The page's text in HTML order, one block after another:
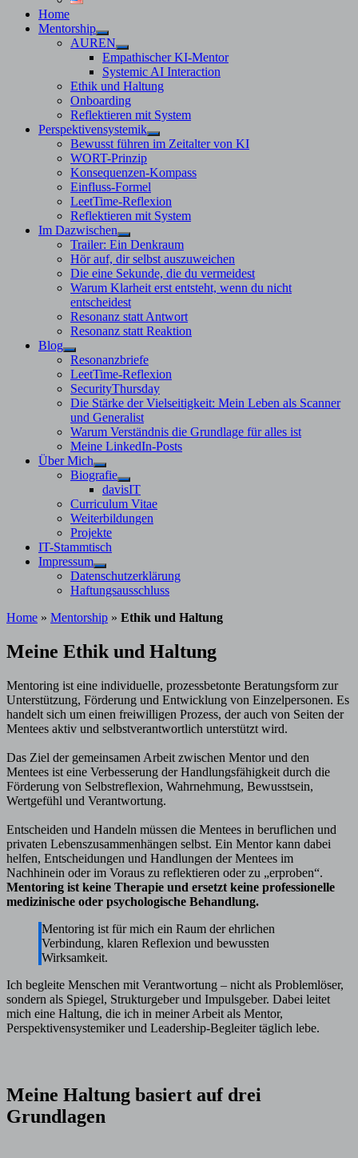
Home
Mentorship
Untermenü
anzeigen
AUREN
Untermenü
anzeigen
Empathischer KI-Mentor
Systemic AI Interaction
Ethik und Haltung
Onboarding
Reflektieren mit System
Perspektivensystemik
Untermenü
anzeigen
Bewusst führen im Zeitalter von KI
WORT-Prinzip
Konsequenzen-Kompass
Einfluss-Formel
LeetTime-Reflexion
Reflektieren mit System
Im Dazwischen
Untermenü
anzeigen
Trailer: Ein Denkraum
Hör auf, dir selbst auszuweichen
Die eine Sekunde, die du vermeidest
Warum Klarheit erst entsteht, wenn du nicht
entscheidest
Resonanz statt Antwort
Resonanz statt Reaktion
Blog
Untermenü
anzeigen
Resonanzbriefe
LeetTime-Reflexion
SecurityThursday
Die Stärke der Vielseitigkeit: Mein Leben als Scanner
und Generalist
Warum Verständnis die Grundlage für alles ist
Meine LinkedIn-Posts
Über Mich
Untermenü
anzeigen
Biografie
Untermenü
anzeigen
davisIT
Curriculum Vitae
Weiterbildungen
Projekte
IT-Stammtisch
Impressum
Untermenü
anzeigen
Datenschutzerklärung
Haftungsausschluss
Home » Mentorship » Ethik und Haltung
Meine Ethik und Haltung
Mentoring ist eine individuelle, prozessbetonte Beratungsform zur
Unterstützung, Förderung und Entwicklung von Einzelpersonen. Es
handelt sich um einen freiwilligen Prozess, der auch von Seiten der
Mentees aktiv und selbstverantwortlich unterstützt wird.
Das Ziel der gemeinsamen Arbeit zwischen Mentor und den
Mentees ist eine Verbesserung der Handlungsfähigkeit durch die
Förderung von Selbstreflexion, Wahrnehmung, Bewusstsein,
Wertgefühl und Verantwortung.
Entscheiden und Handeln müssen die Mentees in beruflichen und
privaten Lebenszusammenhängen selbst. Ein Mentor kann dabei
helfen, Entscheidungen und Handlungen der Mentees im
Nachhinein oder im Voraus zu reflektieren oder zu „erproben“.
Mentoring ist keine Therapie und ersetzt keine professionelle
medizinische oder psychologische Behandlung.
Mentoring ist für mich ein Raum der ehrlichen
Verbindung, klaren Reflexion und bewussten
Wirksamkeit.
Ich begleite Menschen mit Verantwortung – nicht als Problemlöser,
sondern als Spiegel, Strukturgeber und Impulsgeber. Dabei leitet
mich eine Haltung, die ich in meiner Arbeit als Mentor,
Perspektivensystemiker und Leadership-Begleiter täglich lebe.
Meine Haltung basiert auf drei
Grundlagen